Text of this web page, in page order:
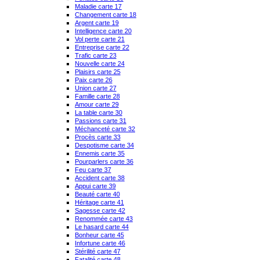
Maladie carte 17
Changement carte 18
Argent carte 19
Intelligence carte 20
Vol perte carte 21
Entreprise carte 22
Trafic carte 23
Nouvelle carte 24
Plaisirs carte 25
Paix carte 26
Union carte 27
Famille carte 28
Amour carte 29
La table carte 30
Passions carte 31
Méchanceté carte 32
Procès carte 33
Despotisme carte 34
Ennemis carte 35
Pourparlers carte 36
Feu carte 37
Accident carte 38
Appui carte 39
Beauté carte 40
Héritage carte 41
Sagesse carte 42
Renommée carte 43
Le hasard carte 44
Bonheur carte 45
Infortune carte 46
Stérilité carte 47